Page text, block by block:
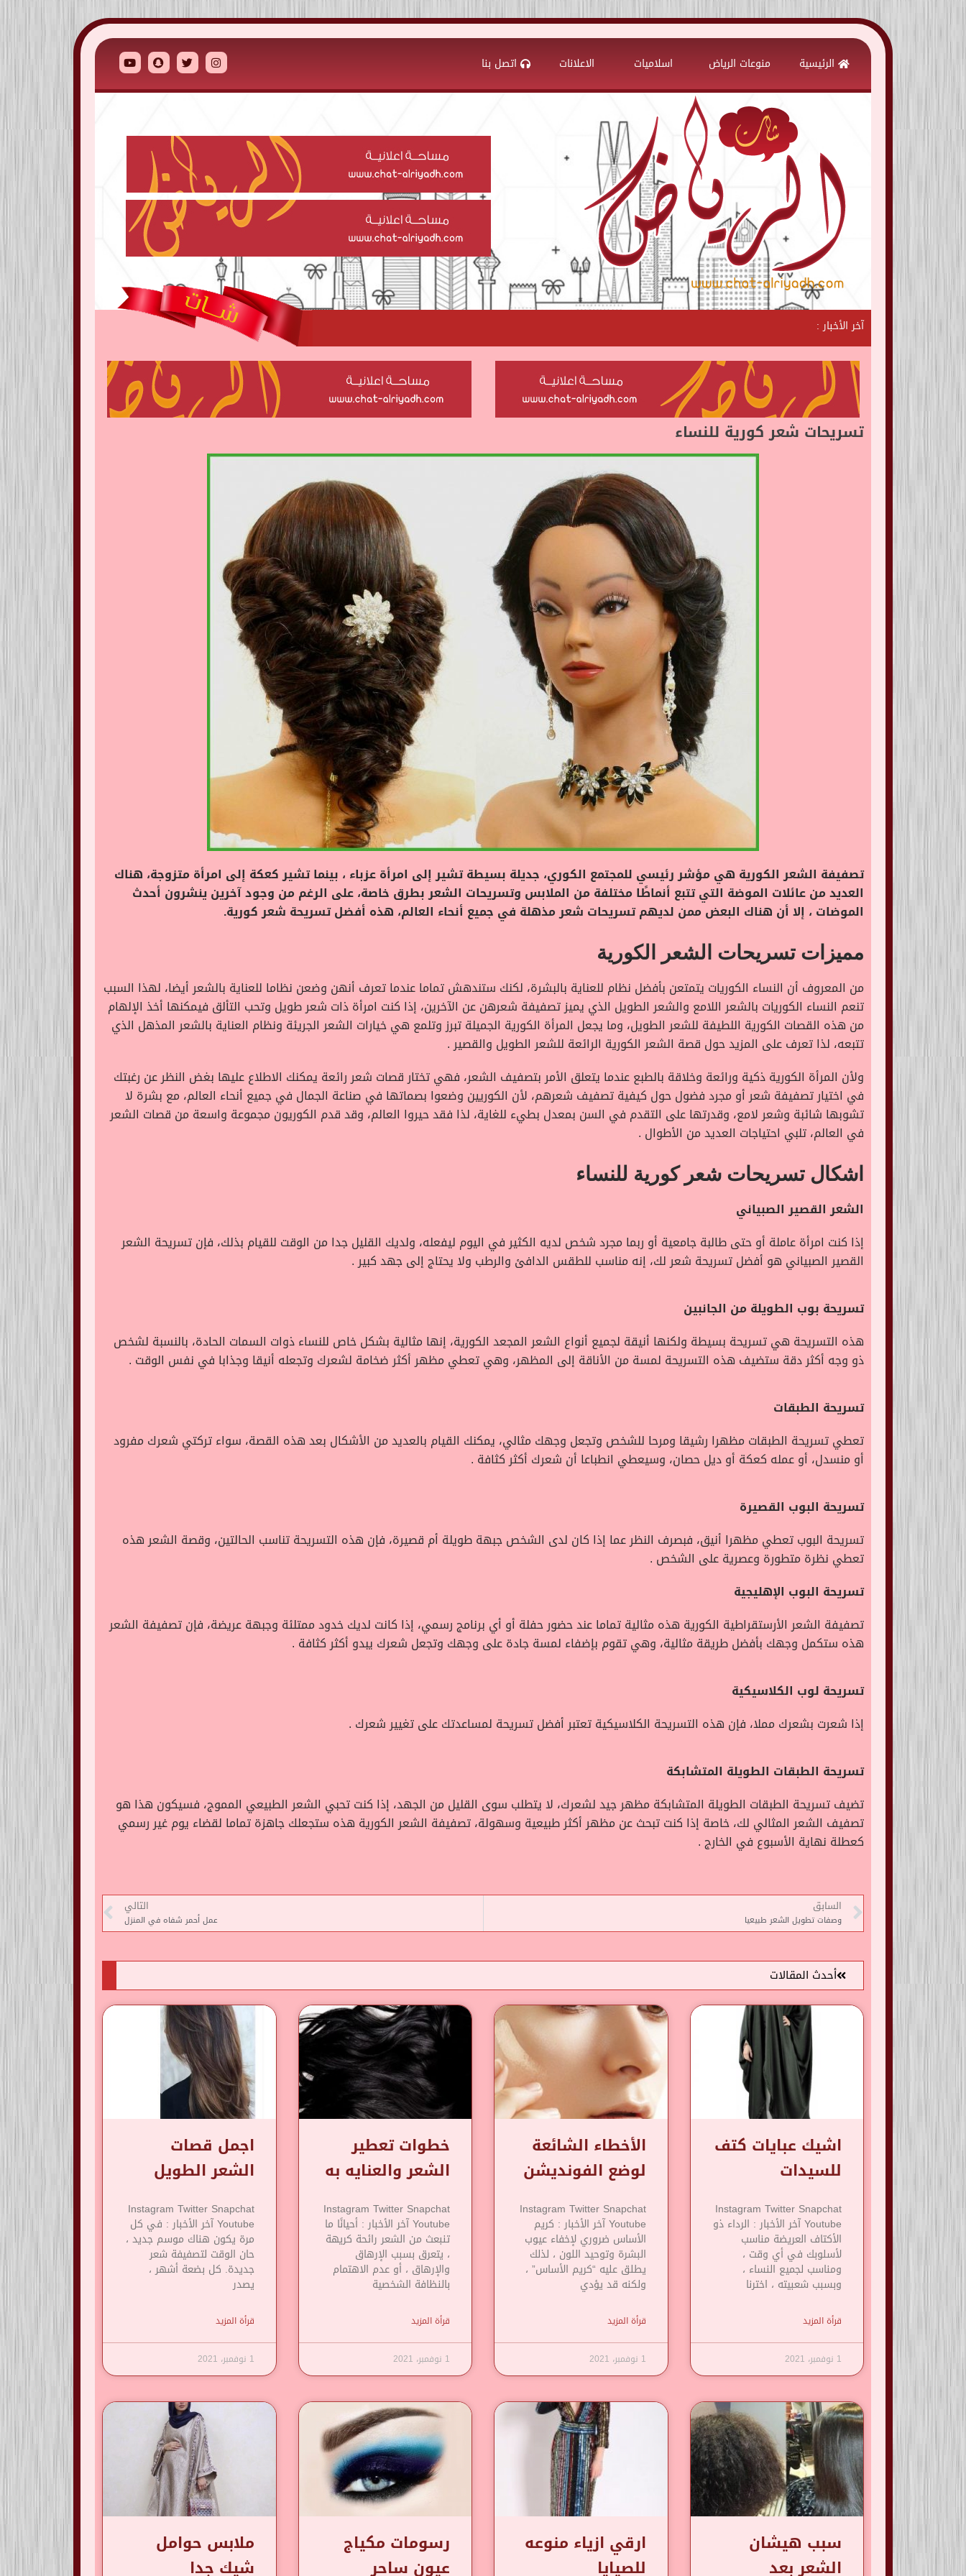
Skip
الرئيسية منوعات الرياض اسلاميات الاعلانات اتصل بنا
آخر الأخبار :
تسريحات شعر كورية للنساء
تصفيفة الشعر الكورية هي مؤشر رئيسي للمجتمع الكوري، جديلة بسيطة تشير إلى امرأة عزباء ، بينما تشير كعكة إلى امرأة متزوجة، هناك
العديد من عائلات الموضة التي تتبع أنماطًا مختلفة من الملابس وتسريحات الشعر بطرق خاصة، على الرغم من وجود آخرين ينشرون أحدث
الموضات ، إلا أن هناك البعض ممن لديهم تسريحات شعر مذهلة في جميع أنحاء العالم، هذه أفضل تسريحة شعر كورية.
مميزات تسريحات الشعر الكورية
من المعروف أن النساء الكوريات يتمتعن بأفضل نظام للعناية بالبشرة، لكنك ستندهش تماما عندما تعرف أنهن وضعن نظاما للعناية بالشعر أيضا، لهذا السبب
تنعم النساء الكوريات بالشعر اللامع والشعر الطويل الذي يميز تصفيفة شعرهن عن الآخرين، إذا كنت امرأة ذات شعر طويل وتحب التألق فيمكنها أخذ الإلهام
من هذه القصات الكورية اللطيفة للشعر الطويل، وما يجعل المرأة الكورية الجميلة تبرز وتلمع هي خيارات الشعر الجريئة ونظام العناية بالشعر المذهل الذي
تتبعه، لذا تعرف على المزيد حول قصة الشعر الكورية الرائعة للشعر الطويل والقصير .
ولأن المرأة الكورية ذكية ورائعة وخلاقة بالطبع عندما يتعلق الأمر بتصفيف الشعر، فهي تختار قصات شعر رائعة يمكنك الاطلاع عليها بغض النظر عن رغبتك
في اختيار تصفيفة شعر أو مجرد فضول حول كيفية تصفيف شعرهم، لأن الكوريين وضعوا بصماتها في صناعة الجمال في جميع أنحاء العالم، مع بشرة لا
تشوبها شائبة وشعر لامع، وقدرتها على التقدم في السن بمعدل بطيء للغاية، لذا فقد حيروا العالم، وقد قدم الكوريون مجموعة واسعة من قصات الشعر
في العالم، تلبي احتياجات العديد من الأطوال .
اشكال تسريحات شعر كورية للنساء
الشعر القصير الصبياني
إذا كنت امرأة عاملة أو حتى طالبة جامعية أو ربما مجرد شخص لديه الكثير في اليوم ليفعله، ولديك القليل جدا من الوقت للقيام بذلك، فإن تسريحة الشعر
القصير الصبياني هو أفضل تسريحة شعر لك، إنه مناسب للطقس الدافئ والرطب ولا يحتاج إلى جهد كبير .
تسريحة بوب الطويلة من الجانبين
هذه التسريحة هي تسريحة بسيطة ولكنها أنيقة لجميع أنواع الشعر المجعد الكورية، إنها مثالية بشكل خاص للنساء ذوات السمات الحادة، بالنسبة لشخص
ذو وجه أكثر دقة ستضيف هذه التسريحة لمسة من الأناقة إلى المظهر، وهي تعطي مظهر أكثر ضخامة لشعرك وتجعله أنيقا وجذابا في نفس الوقت .
تسريحة الطبقات
تعطي تسريحة الطبقات مظهرا رشيقا ومرحا للشخص وتجعل وجهك مثالي، يمكنك القيام بالعديد من الأشكال بعد هذه القصة، سواء تركتي شعرك مفرود
أو منسدل، أو عمله كعكة أو ديل حصان، وسيعطي انطباعا أن شعرك أكثر كثافة .
تسريحة البوب القصيرة
تسريحة البوب تعطي مظهرا أنيق، فبصرف النظر عما إذا كان لدى الشخص جبهة طويلة أم قصيرة، فإن هذه التسريحة تناسب الحالتين، وقصة الشعر هذه
تعطي نظرة متطورة وعصرية على الشخص .
تسريحة البوب الإهليجية
تصفيفة الشعر الأرستقراطية الكورية هذه مثالية تماما عند حضور حفلة أو أي برنامج رسمي، إذا كانت لديك خدود ممتلئة وجبهة عريضة، فإن تصفيفة الشعر
هذه ستكمل وجهك بأفضل طريقة مثالية، وهي تقوم بإضفاء لمسة جادة على وجهك وتجعل شعرك يبدو أكثر كثافة .
تسريحة لوب الكلاسيكية
إذا شعرت بشعرك مملا، فإن هذه التسريحة الكلاسيكية تعتبر أفضل تسريحة لمساعدتك على تغيير شعرك .
تسريحة الطبقات الطويلة المتشابكة
تضيف تسريحة الطبقات الطويلة المتشابكة مظهر جيد لشعرك، لا يتطلب سوى القليل من الجهد، إذا كنت تحبي الشعر الطبيعي المموج، فسيكون هذا هو
تصفيف الشعر المثالي لك، خاصة إذا كنت تبحث عن مظهر أكثر طبيعية وسهولة، تصفيفة الشعر الكورية هذه ستجعلك جاهزة تماما لقضاء يوم غير رسمي
كعطلة نهاية الأسبوع في الخارج .
السابق
وصفات تطويل الشعر طبيعيا
التالي
عمل أحمر شفاه في المنزل
أحدث المقالات
اشيك عبايات كتف
للسيدات
Instagram Twitter Snapchat
Youtube آخر الأخبار : الرداء ذو
​​الأكتاف العريضة مناسب
لأسلوبك في أي وقت ،
ومناسب لجميع النساء ،
وبسبب شعبيته ، اخترنا
قرأة المزيد
1 نوفمبر، 2021
الأخطاء الشائعة
لوضع الفونديشن
Instagram Twitter Snapchat
Youtube آخر الأخبار : كريم
الأساس ضروري لإخفاء عيوب
البشرة وتوحيد اللون ، لذلك
يطلق عليه “كريم الأساس” ،
ولكنه قد يؤدي
قرأة المزيد
1 نوفمبر، 2021
خطوات تعطير
الشعر والعنايه به
Instagram Twitter Snapchat
Youtube آخر الأخبار : أحيانًا ما
تنبعث من الشعر رائحة كريهة
، يتعرق بسبب الإرهاق
والإرهاق ، أو عدم الاهتمام
بالنظافة الشخصية
قرأة المزيد
1 نوفمبر، 2021
اجمل قصات
الشعر الطويل
Instagram Twitter Snapchat
Youtube آخر الأخبار : في كل
مرة يكون هناك موسم جديد ،
حان الوقت لتصفيفة شعر
جديدة. كل بضعة أشهر ،
يصدر
قرأة المزيد
1 نوفمبر، 2021
سبب هيشان
الشعر بعد
ارقي ازياء منوعه
للصيايا
رسومات مكياج
عيون ساحر
ملابس حوامل
شيك جدا